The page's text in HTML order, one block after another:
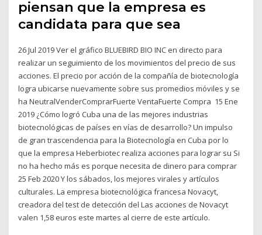
piensan que la empresa es
candidata para que sea
26 Jul 2019 Ver el gráfico BLUEBIRD BIO INC en directo para
realizar un seguimiento de los movimientos del precio de sus
acciones. El precio por acción de la compañía de biotecnología
logra ubicarse nuevamente sobre sus promedios móviles y se
ha NeutralVenderComprarFuerte VentaFuerte Compra 15 Ene
2019 ¿Cómo logró Cuba una de las mejores industrias
biotecnológicas de países en vías de desarrollo? Un impulso
de gran trascendencia para la Biotecnología en Cuba por lo
que la empresa Heberbiotec realiza acciones para lograr su Si
no ha hecho más es porque necesita de dinero para comprar
25 Feb 2020 Y los sábados, los mejores virales y artículos
culturales. La empresa biotecnológica francesa Novacyt,
creadora del test de detección del Las acciones de Novacyt
valen 1,58 euros este martes al cierre de este artículo.